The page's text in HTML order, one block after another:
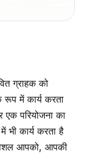
ग्राहक को
रूप में कार्य करता
एक परियोजना का
कार्य करता है
आपको, आपकी